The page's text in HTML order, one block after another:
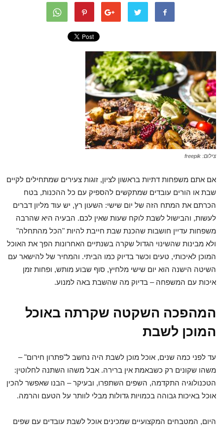
צילום: freepik
אם אתם משפחות דתיות בראשון לציון, זוגות צעירים שמתחילים לקיים
שבת או הורים עובדים שמתקשים להספיק עם כל ההכנות, בטח
הכרתם את המתח הזה של יום שישי: השעון רץ, יש עוד מליון דברים
לעשות, והבישול לשבת לוקח שעות שאין לכם. הבעיה היא שהרבה
משפחות עדיין חושבות שהכנת שבת חייבת להיות "הכל מהתחלה"
ולא מבינות שהשינוי הגדול שקרה בשנתיים האחרונות הפך את האוכל
המוכן לאיכותי, טעים וכשר בדיוק כמו הביתי. והמחיר של להישאר עם
השיטה הישנה הוא יום שישי מלחיץ, סוף שבוע מותש, ופחות זמן
איכות עם המשפחה – בדיוק מה שהשבת באה למנוע.
המהפכה השקטה שקרתה באוכל
המוכן לשבת
עד לפני כמה שנים, אוכל מוכן לשבת היה נחשב ל"פתרון חירום" –
משהו שקונים רק כשבאמת אין ברירה. אבל משהו השתנה לחלוטין:
הטכנולוגיה התקדמה, השפים השתפרו, ובעיקר – הבנו שאפשר להכין
אוכל באיכות גבוהה בכמויות גדולות מבלי לוותר על הטעם והרמה.
היום, המטבחים המקצועיים שמכינים אוכל לשבת עובדים עם שפים